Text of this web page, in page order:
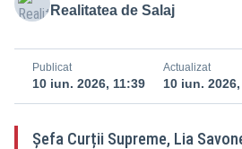
Realitatea de Salaj
Publicat
10 iun. 2026, 11:39
Actualizat
10 iun.
Șefa Curții Supreme, Lia